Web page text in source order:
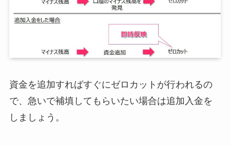
資金を追加すればすぐにゼロカットが行われるの
で、急いで補填してもらいたい場合は追加入金を
しましょう。